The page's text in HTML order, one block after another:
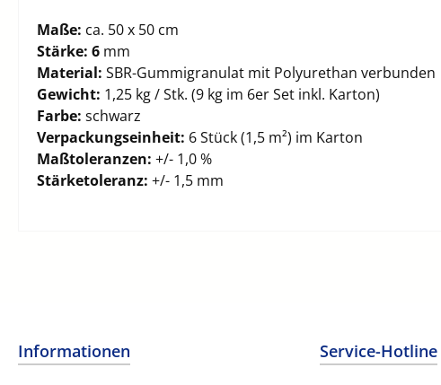
Maße: ca. 50 x 50 cm
Stärke: 6 mm
Material: SBR-Gummigranulat mit Polyurethan verbunden
Gewicht: 1,25 kg / Stk. (9 kg im 6er Set inkl. Karton)
Farbe: schwarz
Verpackungseinheit: 6 Stück (1,5 m²) im Karton
Maßtoleranzen: +/- 1,0 %
Stärketoleranz: +/- 1,5 mm
Informationen Service-Hotline